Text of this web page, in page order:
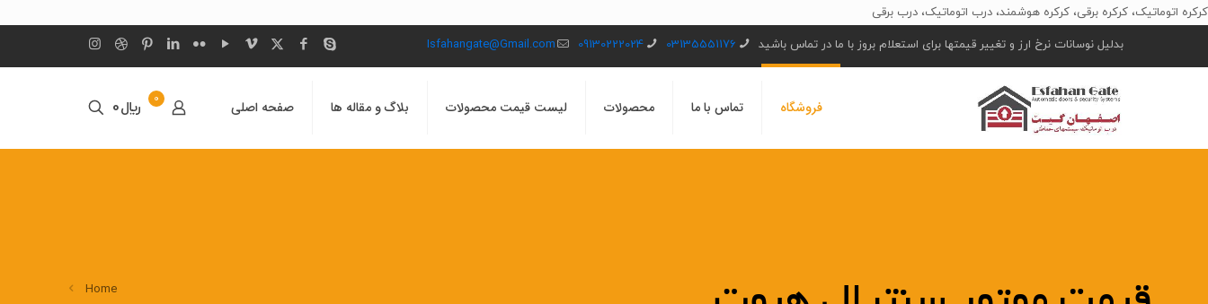
کرکره اتوماتیک، کرکره برقی، کرکره هوشمند، درب اتوماتیک، درب برقی
بدلیل نوسانات نرخ ارز و تغییر قیمتها برای استعلام بروز با ما در تماس باشید
03135551176
09130222024
Isfahangate@Gmail.com
فروشگاه تماس با ما محصولات لیست قیمت محصولات بلاگ و مقاله ها صفحه اصلی 0 ﷼0
Home